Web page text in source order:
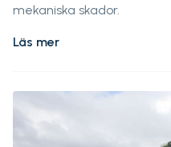
mekaniska skador.
Läs mer